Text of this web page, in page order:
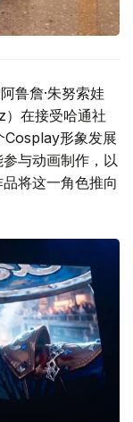
鲁詹·朱努索娃
在接受哈通社
Cosplay形象发展
与动画制作，以
将这一角色推向